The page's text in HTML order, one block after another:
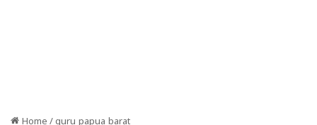
Home / guru papua barat